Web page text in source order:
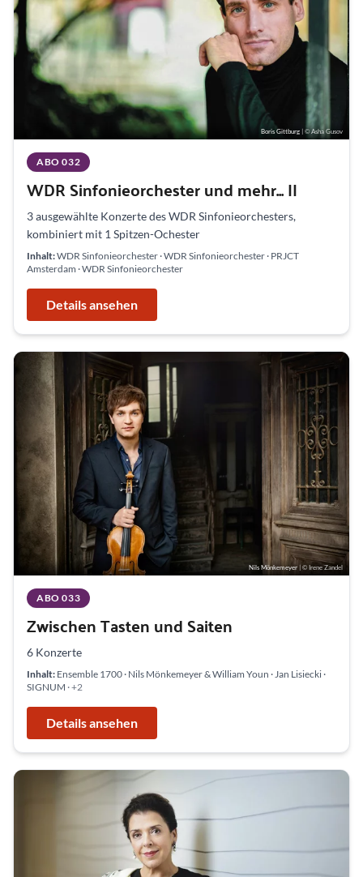
Boris Gittburg | © Asha Gusov
ABO 032
WDR Sinfonieorchester und mehr... II
3 ausgewählte Konzerte des WDR Sinfonieorchesters,
kombiniert mit 1 Spitzen-Ochester
Inhalt:WDR Sinfonieorchester · WDR Sinfonieorchester · PRJCT
Amsterdam · WDR Sinfonieorchester
Details ansehen
Nils Mönkemeyer | © Irene Zandel
ABO 033
Zwischen Tasten und Saiten
6 Konzerte
Inhalt: Ensemble 1700 · Nils Mönkemeyer & William Youn · Jan Lisiecki ·
SIGNUM · +2
Details ansehen